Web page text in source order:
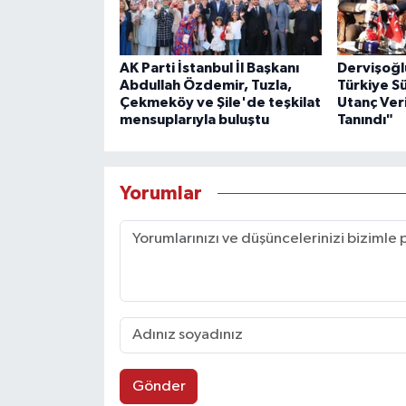
AK Parti İstanbul İl Başkanı
Abdullah Özdemir, Tuzla,
Çekmeköy ve Şile'de teşkilat
mensuplarıyla buluştu
Türkiye
Utanç
Tanındı"
Yorumlar
Gönder